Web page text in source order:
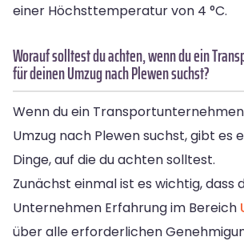
einer Höchsttemperatur von 4 °C.
Worauf solltest du achten, wenn du ein
für deinen Umzug nach Plewen suchst?
Wenn du ein
Umzug nach Plewen suchst, gibt es
Dinge, auf die du achten solltest.
Zunächst einmal ist es wichtig, dass
Unternehmen Erfahrung im Bereich
über alle erforderlichen